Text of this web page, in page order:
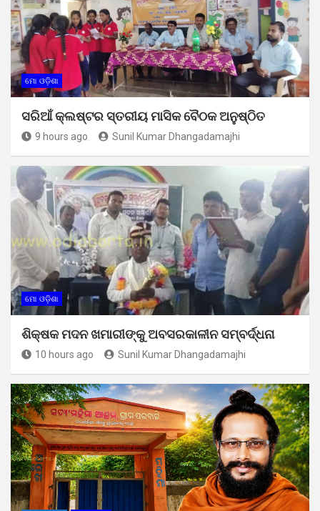
ମୋ ଓଡ଼ିଶା
ସରିଆଁ କ୍ଲଷ୍ଟର ସ୍ତରୀୟ ମାସିକ ବୈଠକ ଅନୁଷ୍ଠିତ
9 hours ago Sunil Kumar Dhangadamajhi
ମୋ ଓଡ଼ିଶା
ଶିକ୍ଷକ ମଦନ ଖମାରୀଙ୍କୁ ଅବସରକାଳୀନ ସମ୍ବର୍ଦ୍ଧନା
10 hours ago Sunil Kumar Dhangadamajhi